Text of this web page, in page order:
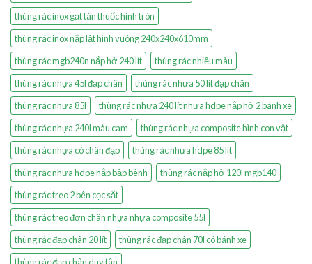
thùng rác inox gạt tàn thuốc hình tròn
thùng rác inox nắp lật hình vuông 240x240x610mm
thùng rác mgb240n nắp hở 240 lít
thùng rác nhiều màu
thùng rác nhựa 45l đạp chân
thùng rác nhựa 50 lít đạp chân
thùng rác nhựa 85l
thùng rác nhựa 240 lít nhựa hdpe nắp hở 2 bánh xe
thùng rác nhựa 240l màu cam
thùng rác nhựa composite hình con vật
thùng rác nhựa có chân đạp
thùng rác nhựa hdpe 85 lít
thùng rác nhựa hdpe nắp bập bênh
thùng rác nắp hở 120l mgb140
thùng rác treo 2 bên cọc sắt
thùng rác treo đơn chân nhựa nhựa composite 55l
thùng rác đạp chân 20 lít
thùng rác đạp chân 70l có bánh xe
thùng rác đạp chân duy tân